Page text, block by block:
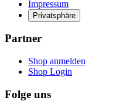
Impressum
Privatsphäre
Partner
Shop anmelden
Shop Login
Folge uns